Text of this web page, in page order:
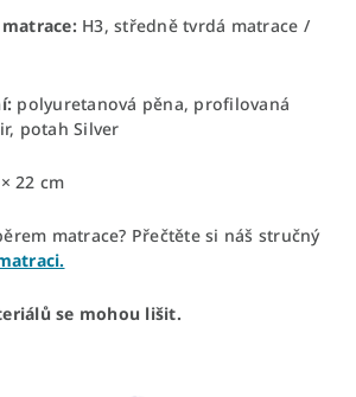
H3, středně tvrdá matrace /
polyuretanová pěna, profilovaná
potah Silver
22 cm
matrace? Přečtěte si náš stručný
se mohou lišit.